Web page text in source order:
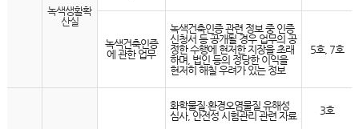
녹색생활확
산실
녹색건축인증
에 관한 업무
녹색건축인증 관련 정보 중 인증
신청서 등 공개될 경우 업무의 공
정한 수행에 현저한 지장을 초래
하며, 법인 등의 정당한 이익을
현저히 해칠 우려가 있는 정보
5호, 7호
화학물질·환경오염물질 유해성
심사, 안전성 시험관리 관련 자료
3호